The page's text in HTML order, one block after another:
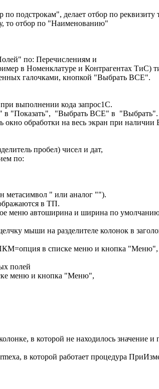
подстрокам", делает отбор по реквизиту
то отбор по "Наименованию"
по: Перечислениям и
в Номенклатуре и Контрагентах ТиС)
галочками, кнопкой "Выбрать ВСЕ".
выполнении кода запрос1С.
в "Показать", "Выбрать ВСЕ" в "Выбрать".
окно обработки на весь экран при
пробел) чисел и дат,
по:
метасимвол " или аналог "").
в ТП.
меню автоширина и ширина по
мыши на разделителе колонок в
в списке меню и кнопка "Меню",
полей
меню и кнопка "Меню",
в которой не находилось
в которой работает процедура